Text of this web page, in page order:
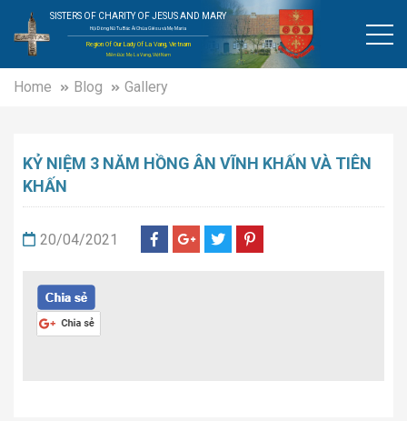
SISTERS OF CHARITY OF JESUS AND MARY
Hội Dòng Nữ Tu Bác Ái Chúa Giêsu và Mẹ Maria
Region Of Our Lady Of La Vang, Vietnam
Miền Đức Mẹ La Vang, Việt Nam
Home Blog Gallery
KỶ NIỆM 3 NĂM HỒNG ÂN VĨNH KHẤN VÀ TIÊN
KHẤN
20/04/2021